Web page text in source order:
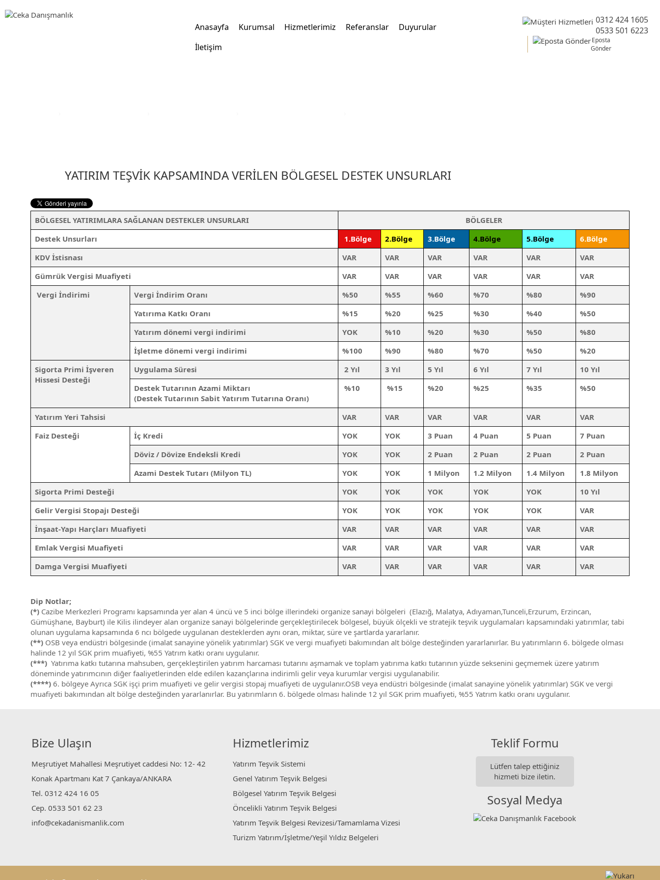
Anasayfa Kurumsal Hizmetlerimiz Referanslar
Duyurular
İletişim
0312 424 1605
0533 501 6223
Eposta
Gönder
YATIRIM TEŞVİK KAPSAMINDA VERİLEN BÖLGESEL DESTEK UNSURLARI
BÖLGESEL YATIRIMLARA SAĞLANAN DESTEKLER UNSURLARI
BÖLGELER
Destek Unsurları
1.Bölge 2.Bölge 3.Bölge 4.Bölge 5.Bölge
6.Bölge
KDV İstisnası
VAR VAR VAR VAR VAR
VAR
Gümrük Vergisi Muafiyeti
VAR VAR VAR VAR VAR
VAR
Vergi İndirimi
Vergi İndirim Oranı %50 %55 %60 %70 %80
%90
Yatırıma Katkı Oranı
%15 %20 %25 %30 %40
%50
Yatırım dönemi vergi indirimi
YOK %10 %20 %30 %50
%80
İşletme dönemi vergi indirimi
%100 %90 %80 %70 %50
%20
Sigorta Primi İşveren
Hissesi Desteği
Uygulama Süresi 2 Yıl 3 Yıl 5 Yıl 6 Yıl 7 Yıl
10 Yıl
Destek Tutarının Azami Miktarı
(Destek Tutarının Sabit Yatırım Tutarına Oranı)
%10 %15 %20 %25 %35 %50
Yatırım Yeri Tahsisi VAR VAR VAR VAR VAR
VAR
Faiz Desteği
İç Kredi YOK YOK 3 Puan 4 Puan 5 Puan
7 Puan
Döviz / Dövize Endeksli Kredi
YOK YOK 2 Puan 2 Puan 2 Puan
2 Puan
Azami Destek Tutarı (Milyon TL)
YOK YOK 1 Milyon 1.2 Milyon 1.4 Milyon
1.8 Milyon
Sigorta Primi Desteği
YOK YOK YOK YOK YOK
10 Yıl
Gelir Vergisi Stopajı Desteği
YOK YOK YOK YOK YOK
VAR
İnşaat-Yapı Harçları Muafiyeti
VAR VAR VAR VAR VAR
VAR
Emlak Vergisi Muafiyeti
VAR VAR VAR VAR VAR
VAR
Damga Vergisi Muafiyeti
VAR VAR VAR VAR VAR VAR
Dip Notlar;
(*) Cazibe Merkezleri Programı kapsamında yer alan 4 üncü ve 5 inci bölge illerindeki organize sanayi bölgeleri (Elazığ, Malatya, Adıyaman,Tunceli,Erzurum, Erzincan,
Gümüşhane, Bayburt) ile Kilis ilindeyer alan organize sanayi bölgelerinde gerçekleştirilecek bölgesel, büyük ölçekli ve stratejik teşvik uygulamaları kapsamındaki yatırımlar, tabi
olunan uygulama kapsamında 6 ncı bölgede uygulanan desteklerden aynı oran, miktar, süre ve şartlarda yararlanır.
(**) OSB veya endüstri bölgesinde (imalat sanayine yönelik yatırımlar) SGK ve vergi muafiyeti bakımından alt bölge desteğinden yararlanırlar. Bu yatırımların 6. bölgede olması
halinde 12 yıl SGK prim muafiyeti, %55 Yatrım katkı oranı uygulanır.
(***) Yatırıma katkı tutarına mahsuben, gerçekleştirilen yatırım harcaması tutarını aşmamak ve toplam yatırıma katkı tutarının yüzde seksenini geçmemek üzere yatırım
döneminde yatırımcının diğer faaliyetlerinden elde edilen kazançlarına indirimli gelir veya kurumlar vergisi uygulanabilir.
(****) 6. bölgeye Ayrıca SGK işçi prim muafiyeti ve gelir vergisi stopaj muafiyeti de uygulanır.OSB veya endüstri bölgesinde (imalat sanayine yönelik yatırımlar) SGK ve vergi
muafiyeti bakımından alt bölge desteğinden yararlanırlar. Bu yatırımların 6. bölgede olması halinde 12 yıl SGK prim muafiyeti, %55 Yatrım katkı oranı uygulanır.
Bize Ulaşın
Meşrutiyet Mahallesi Meşrutiyet caddesi No: 12- 42
Konak Apartmanı Kat 7 Çankaya/ANKARA
Tel. 0312 424 16 05
Cep. 0533 501 62 23
info@cekadanismanlik.com
Hizmetlerimiz
Yatırım Teşvik Sistemi
Genel Yatırım Teşvik Belgesi
Bölgesel Yatırım Teşvik Belgesi
Öncelikli Yatırım Teşvik Belgesi
Yatırım Teşvik Belgesi Revizesi/Tamamlama Vizesi
Turizm Yatırım/İşletme/Yeşil Yıldız Belgeleri
Teklif Formu
Lütfen talep ettiğiniz
hizmeti bize iletin.
Sosyal Medya